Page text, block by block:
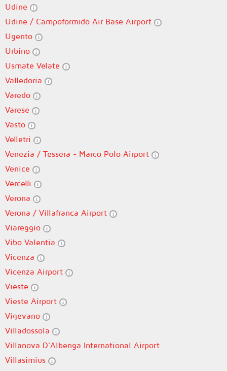
Udine
Udine / Campoformido Air Base Airport
Ugento
Urbino
Usmate Velate
Valledoria
Varedo
Varese
Vasto
Velletri
Venezia / Tessera - Marco Polo Airport
Venice
Vercelli
Verona
Verona / Villafranca Airport
Viareggio
Vibo Valentia
Vicenza
Vicenza Airport
Vieste
Vieste Airport
Vigevano
Villadossola
Villanova D'Albenga International Airport
Villasimius